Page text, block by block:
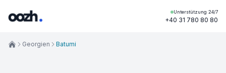
Unterstützung 24/7
+40 31 780 80 80
Georgien Batumi